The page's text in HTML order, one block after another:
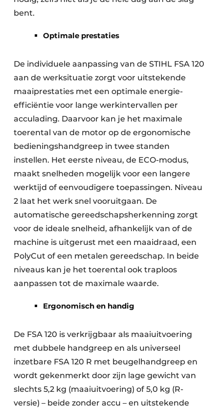
bent.
Optimale prestaties
De individuele aanpassing van de STIHL FSA 120
aan de werksituatie zorgt voor uitstekende
maaiprestaties met een optimale energie-
efficiëntie voor lange werkintervallen per
acculading. Daarvoor kan je het maximale
toerental van de motor op de ergonomische
bedieningshandgreep in twee standen
instellen. Het eerste niveau, de ECO-modus,
maakt snelheden mogelijk voor een langere
werktijd of eenvoudigere toepassingen. Niveau
2 laat het werk snel vooruitgaan. De
automatische gereedschapsherkenning zorgt
voor de ideale snelheid, afhankelijk van of de
machine is uitgerust met een maaidraad, een
PolyCut of een metalen gereedschap. In beide
niveaus kan je het toerental ook traploos
aanpassen tot de maximale waarde.
Ergonomisch en handig
De FSA 120 is verkrijgbaar als maaiuitvoering
met dubbele handgreep en als universeel
inzetbare FSA 120 R met beugelhandgreep en
wordt gekenmerkt door zijn lage gewicht van
slechts 5,2 kg (maaiuitvoering) of 5,0 kg (R-
versie) – beide zonder accu – en uitstekende